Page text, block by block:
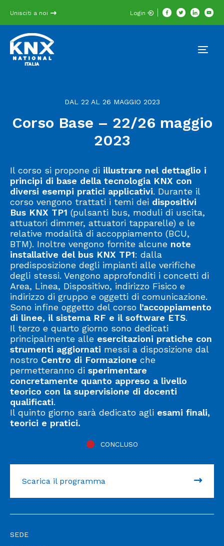
Unisciti a noi Login
DAL 22 AL 26 MAGGIO 2023
Corso Base – 22/26 maggio
2023
Il corso si propone di illustrare nel dettaglio i
principi di base della tecnologia KNX con
diversi esempi pratici applicativi. Durante il
corso vengono trattati i temi dei dispositivi
Bus KNX TP1 (pulsanti bus, moduli di uscita,
attuatori dimmer, attuatori tapparelle) e le
relative modalità di accoppiamento (BCU,
BTM). Inoltre vengono fornite alcune note
installative del bus KNX TP1: dalla
predisposizione degli impianti alle verifiche
degli stessi. Vengono approfonditi i concetti di
Area, Linea, Dispositivo, indirizzo Fisico e
indirizzo di gruppo e oggetti di comunicazione.
Sono infine oggetto del corso l’accoppiamento
di linee, il sistema RF e il software ETS.
Il terzo e quarto giorno sono dedicati
principalmente alle esercitazioni pratiche con
strumenti aggiornati messi a disposizione dal
nostro Centro di Formazione che
permetteranno di sperimentare
concretamente quanto appreso a livello
teorico con la supervisione di docenti
qualificati.
Il quinto giorno sarà dedicato agli esami finali,
teorici e pratici.
CONCLUSO
Scarica il programma
SEDE